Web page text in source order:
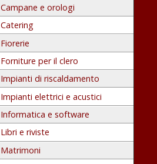
Campane e orologi
Catering
Fiorerie
Forniture per il clero
Impianti di riscaldamento
Impianti elettrici e acustici
Informatica e software
Libri e riviste
Matrimoni